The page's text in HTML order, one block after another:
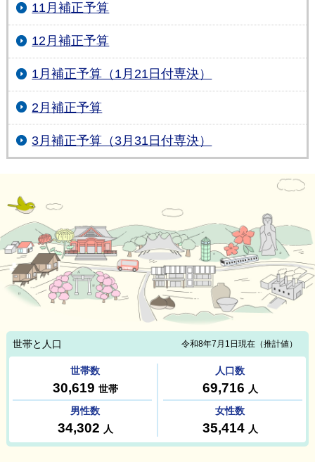
11月補正予算
12月補正予算
1月補正予算（1月21日付専決）
2月補正予算
3月補正予算（3月31日付専決）